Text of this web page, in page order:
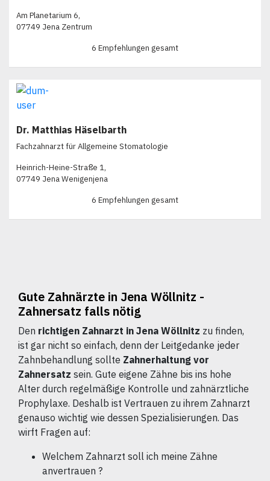
Am Planetarium 6,
07749 Jena Zentrum
6 Empfehlungen gesamt
Dr. Matthias Häselbarth
Fachzahnarzt für Allgemeine Stomatologie
Heinrich-Heine-Straße 1,
07749 Jena Wenigenjena
6 Empfehlungen gesamt
Gute Zahnärzte in Jena Wöllnitz -
Zahnersatz falls nötig
Den richtigen Zahnarzt in Jena Wöllnitz zu finden,
ist gar nicht so einfach, denn der Leitgedanke jeder
Zahnbehandlung sollte Zahnerhaltung vor
Zahnersatz sein. Gute eigene Zähne bis ins hohe
Alter durch regelmäßige Kontrolle und zahnärztliche
Prophylaxe. Deshalb ist Vertrauen zu ihrem Zahnarzt
genauso wichtig wie dessen Spezialisierungen. Das
wirft Fragen auf:
Welchem Zahnarzt soll ich meine Zähne
anvertrauen ?